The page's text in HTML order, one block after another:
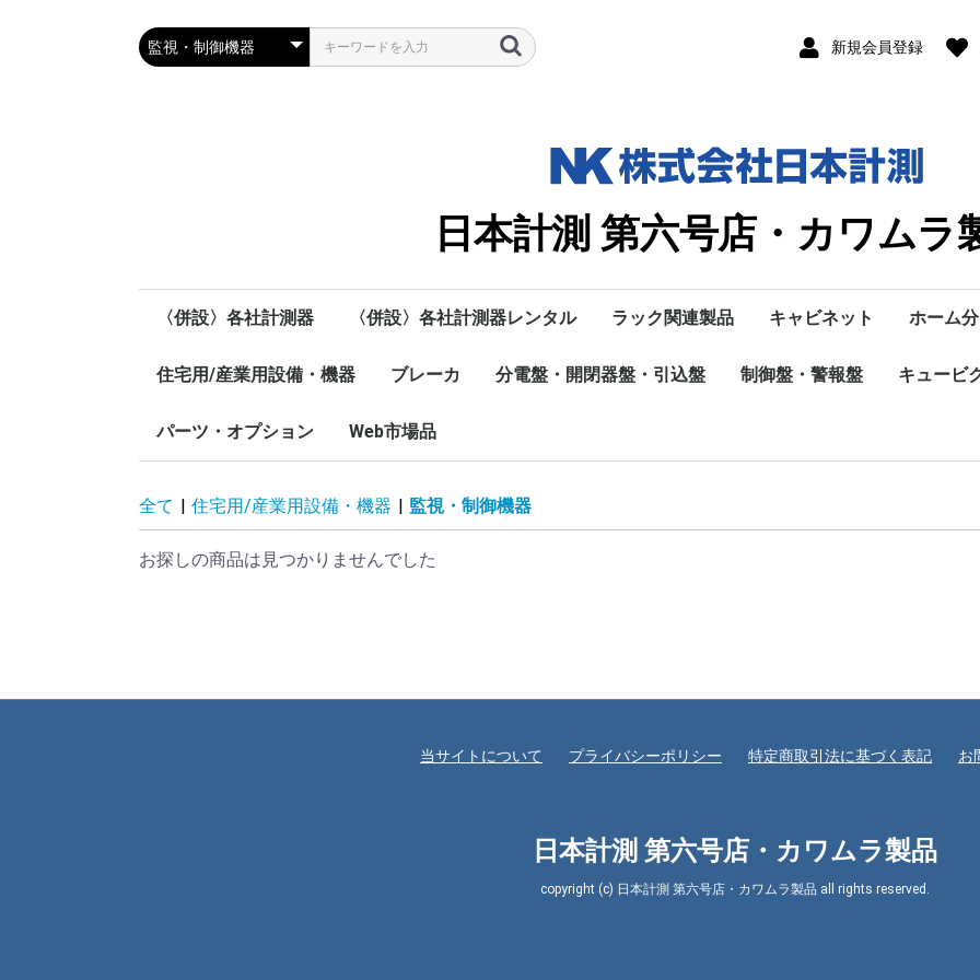
新規会員登録
日本計測 第六号店・カワムラ
〈併設〉各社計測器
愛知時計電機㈱ 流量計 ND
〈併設〉各社計測器レンタル
SOUKOU M MSC
MK
MGA
L L-13K
L-75.9K
L-50K
L-30K
L-22K
C CBT
CC
CGRT
CR
CRT
数字･A･B B
A
数字
D
E･F･G
H
IK M
OCR･OVGR
P･R･S M
P
R
S
T・TT・TVD
TVD-1000K・TVD-
TA-1020
T-13K50
T-30K75
TL-11K25
T-13K20K･30K/T-
T-15K･T-25K･T-
TT-13K15,20,30,50
TT-
TT-80B
TT-100K100J-T
V・W VR-300K
VCBT-K
VCB
WS-1
MUSASHI H
M
W
G
R・S・Ｔ・U・Ｖ Ｒ
各社計測器レンタルⅡ Solamente
SHOWA
HIOKI
TEXIO
ラック関連製品
ラック SMCT
ラックオプション
システム・機器
キャビネット
部材
鉄製
弱電・通信機器収納
ステンレス製
プラスチック製
ホーム
Ezライン
enステー
EcoEye
金属製
住宅用/産業用設備・機器
安心・快適住宅向け製品
省エネ機器
監視・制御機器
ブレーカ
ノーヒューズブレーカ
漏電ブレーカ
各種ブレーカ
分電盤・開閉器盤・引込盤 制御盤・警報盤 キュービ
パーツ・オプション Web市場品
全て | 住宅用/産業用設備・機器 | 監視・制御機器
お探しの商品は見つかりませんでした
当サイトについて プライバシーポリシー 特定商取引法に基づく表記 お
日本計測 第六号店・カワムラ製品
copyright (c) 日本計測 第六号店・カワムラ製品 all rights reserved.